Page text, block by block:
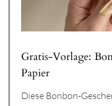
Gratis-Vorlage:
Papier
Diese Bonbon-